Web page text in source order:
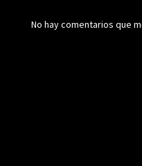
No hay comentarios que